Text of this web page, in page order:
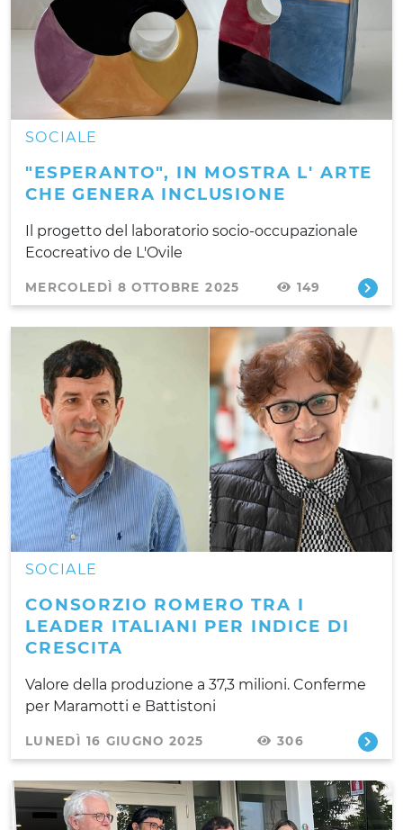
SOCIALE
"ESPERANTO", IN MOSTRA L' ARTE
CHE GENERA INCLUSIONE
Il progetto del laboratorio socio-occupazionale
Ecocreativo de L'Ovile
MERCOLEDÌ 8 OTTOBRE 2025 149
SOCIALE
CONSORZIO ROMERO TRA I
LEADER ITALIANI PER INDICE DI
CRESCITA
Valore della produzione a 37,3 milioni. Conferme
per Maramotti e Battistoni
LUNEDÌ 16 GIUGNO 2025 306